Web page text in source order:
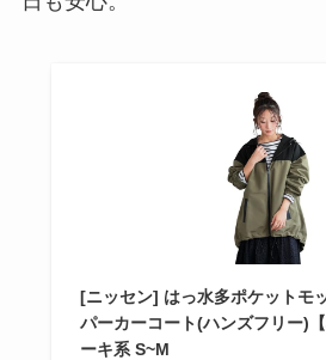
[ニッセン] はっ水多ポケットモ
パーカーコート(ハンズフリー)
ーキ系 S~M